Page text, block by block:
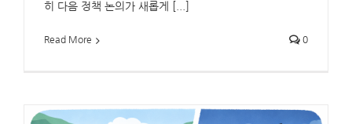
히 다음 정책 논의가 새롭게 [...]
Read More 0